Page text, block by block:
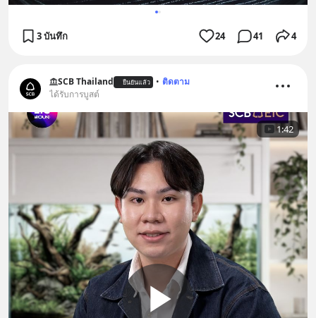
3 บันทึก 24 41 4
SCB Thailand ยืนยันแล้ว • ติดตาม
ได้รับการบูสต์
1:42